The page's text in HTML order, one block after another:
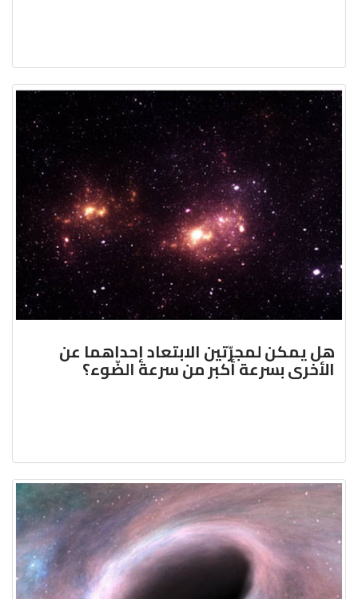
هل يمكن لمجرّتين الابتعاد إحداهما عن
الأخرى بسرعة أكبر من سرعة الضّوء؟